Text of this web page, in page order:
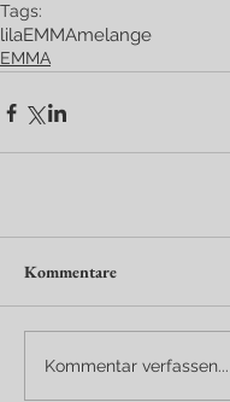
Tags:
lilaEMMAmelange
EMMA
Kommentare
Kommentar verfassen...